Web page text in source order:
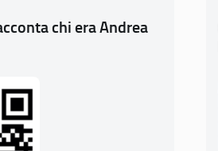
chi era Andrea